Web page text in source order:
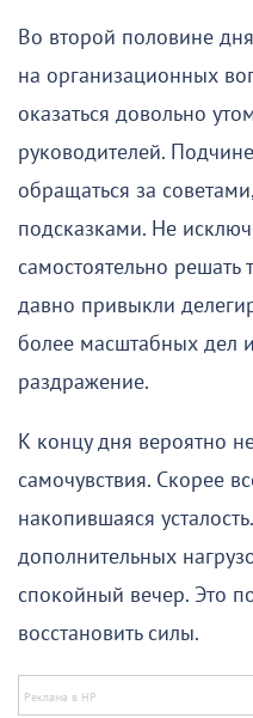
Во второй половине
на организационных
оказаться довольно
руководителей.
обращаться за
подсказками. Не
самостоятельно
давно привыкли
более масштабных дел
раздражение.
К концу дня вероятно
самочувствия. Скорее
накопившаяся
дополнительных
спокойный вечер. Это
восстановить силы.